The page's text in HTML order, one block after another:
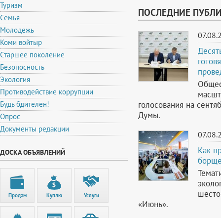
Туризм
Семья
Молодежь
Коми войтыр
Старшее поколение
Безопосность
Экология
Противодействие коррупции
Будь бдителен!
Опрос
Документы редакции
ДОСКА ОБЪЯВЛЕНИЙ
Продам Куплю Услуги
ПОСЛЕДНИЕ
голосования на
Думы.
Как
«Июнь».